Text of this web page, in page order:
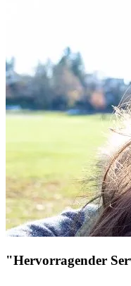
"Hervorragender